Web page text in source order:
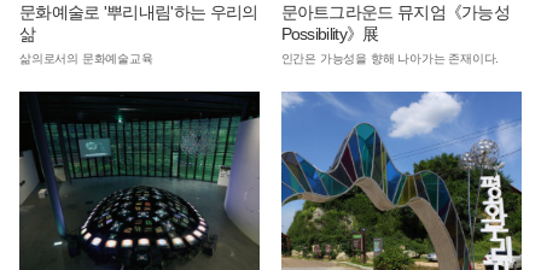
문화예술로 '뿌리내림'하는 우리의
삶
삶의로서의 문화예술교육
문아트그라운드 뮤지엄《가능성
Possibility》展
인간은 가능성을 향해 나아가는 존재이다.